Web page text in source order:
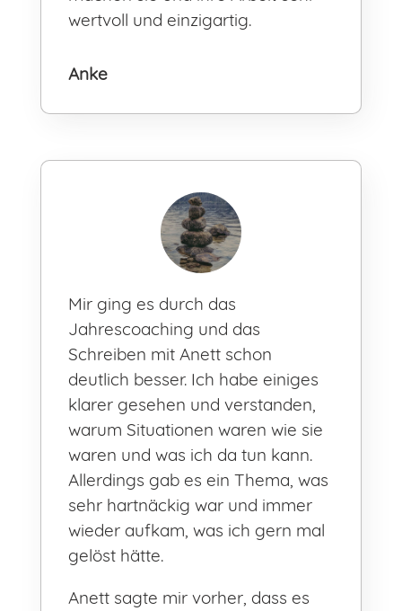
wertvoll und einzigartig.
Anke
Mir ging es durch das
Jahrescoaching und das
Schreiben mit Anett schon
deutlich besser. Ich habe einiges
klarer gesehen und verstanden,
warum Situationen waren wie sie
waren und was ich da tun kann.
Allerdings gab es ein Thema, was
sehr hartnäckig war und immer
wieder aufkam, was ich gern mal
gelöst hätte.
Anett sagte mir vorher, dass es